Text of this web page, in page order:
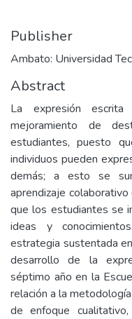
Publisher
Ambato: Universidad
Abstract
La expresión
mejoramiento de
estudiantes, puesto
individuos pueden
demás; a esto se
aprendizaje
que los estudiantes se
ideas y
estrategia sustentada
desarrollo de la
séptimo año en la
relación a la
de enfoque